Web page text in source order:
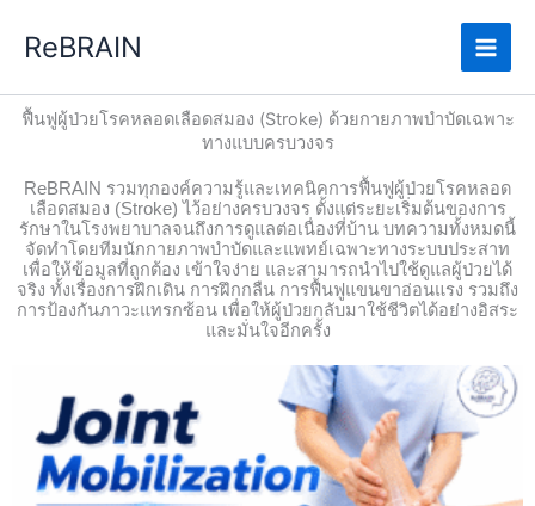
ReBRAIN
Main
ฟื้นฟูผู้ป่วยโรคหลอดเลือดสมอง (Stroke) ด้วยกายภาพบำบัดเฉพาะ
ทางแบบครบวงจร
ReBRAIN รวมทุกองค์ความรู้และเทคนิคการฟื้นฟูผู้ป่วยโรคหลอด
เลือดสมอง (Stroke) ไว้อย่างครบวงจร ตั้งแต่ระยะเริ่มต้นของการ
รักษาในโรงพยาบาลจนถึงการดูแลต่อเนื่องที่บ้าน บทความทั้งหมดนี้
จัดทำโดยทีมนักกายภาพบำบัดและแพทย์เฉพาะทางระบบประสาท
เพื่อให้ข้อมูลที่ถูกต้อง เข้าใจง่าย และสามารถนำไปใช้ดูแลผู้ป่วยได้
จริง ทั้งเรื่องการฝึกเดิน การฝึกกลืน การฟื้นฟูแขนขาอ่อนแรง รวมถึง
การป้องกันภาวะแทรกซ้อน เพื่อให้ผู้ป่วยกลับมาใช้ชีวิตได้อย่างอิสระ
และมั่นใจอีกครั้ง
e
e
e
P
a
g
e